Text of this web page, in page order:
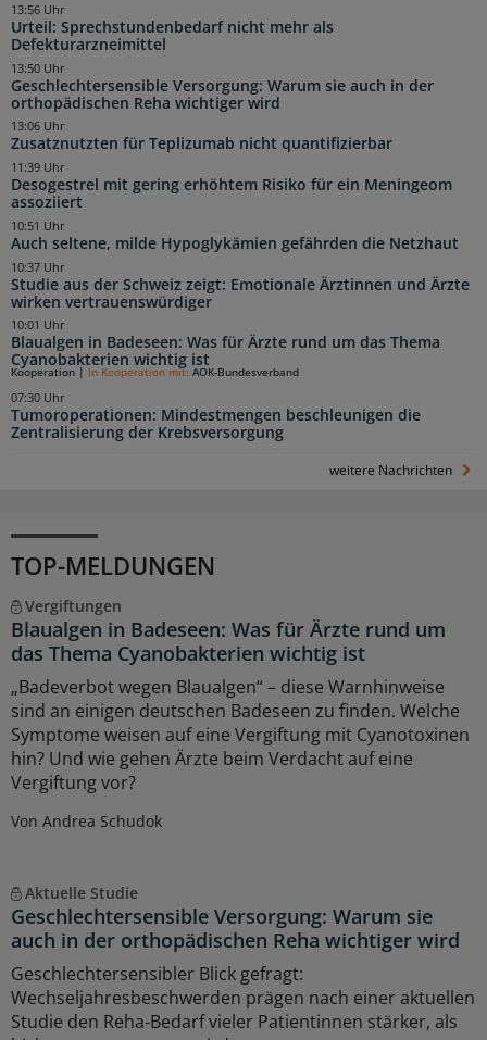
Urteil: Sprechstundenbedarf nicht mehr als
Defekturarzneimittel
13:56 Uhr
Geschlechtersensible Versorgung: Warum sie auch in der
orthopädischen Reha wichtiger wird
13:50 Uhr
Zusatznutzten für Teplizumab nicht quantifizierbar
13:06 Uhr
Desogestrel mit gering erhöhtem Risiko für ein Meningeom
assoziiert
11:39 Uhr
Auch seltene, milde Hypoglykämien gefährden die Netzhaut
10:51 Uhr
Studie aus der Schweiz zeigt: Emotionale Ärztinnen und Ärzte
wirken vertrauenswürdiger
10:37 Uhr
Blaualgen in Badeseen: Was für Ärzte rund um das Thema
Cyanobakterien wichtig ist
10:01 Uhr
Tumoroperationen: Mindestmengen beschleunigen die
Zentralisierung der Krebsversorgung
Kooperation In Kooperation mit: AOK-Bundesverband
07:30 Uhr
weitere Nachrichten
TOP-MELDUNGEN
Vergiftungen
Blaualgen in Badeseen: Was für Ärzte rund um
das Thema Cyanobakterien wichtig ist
„Badeverbot wegen Blaualgen“ – diese Warnhinweise
sind an einigen deutschen Badeseen zu finden. Welche
Symptome weisen auf eine Vergiftung mit Cyanotoxinen
hin? Und wie gehen Ärzte beim Verdacht auf eine
Vergiftung vor?
Von Andrea Schudok
Aktuelle Studie
Geschlechtersensible Versorgung: Warum sie
auch in der orthopädischen Reha wichtiger wird
Geschlechtersensibler Blick gefragt:
Wechseljahresbeschwerden prägen nach einer aktuellen
Studie den Reha-Bedarf vieler Patientinnen stärker, als